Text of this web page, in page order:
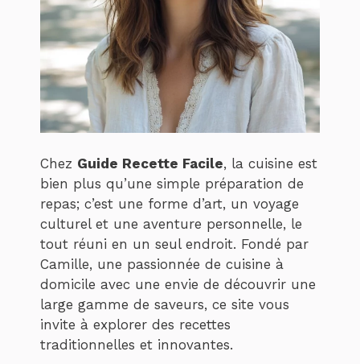
Chez Guide Recette Facile, la cuisine est
bien plus qu’une simple préparation de
repas; c’est une forme d’art, un voyage
culturel et une aventure personnelle, le
tout réuni en un seul endroit. Fondé par
Camille, une passionnée de cuisine à
domicile avec une envie de découvrir une
large gamme de saveurs, ce site vous
invite à explorer des recettes
traditionnelles et innovantes.